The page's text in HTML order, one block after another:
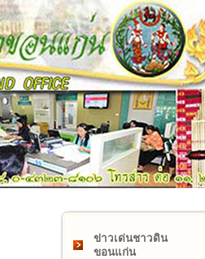
๑๗ กุมภาพันธ์ "วันคล้า
ข่าวเด่นชาวดิน
ขอนแก่น